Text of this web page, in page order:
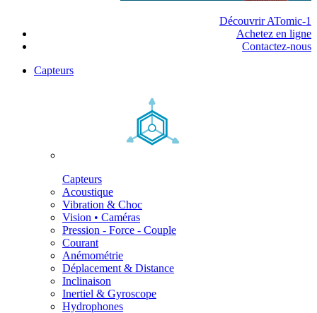
Découvrir ATomic-1
Achetez en ligne
Contactez-nous
Capteurs
Capteurs
Acoustique
Vibration & Choc
Vision • Caméras
Pression - Force - Couple
Courant
Anémométrie
Déplacement & Distance
Inclinaison
Inertiel & Gyroscope
Hydrophones